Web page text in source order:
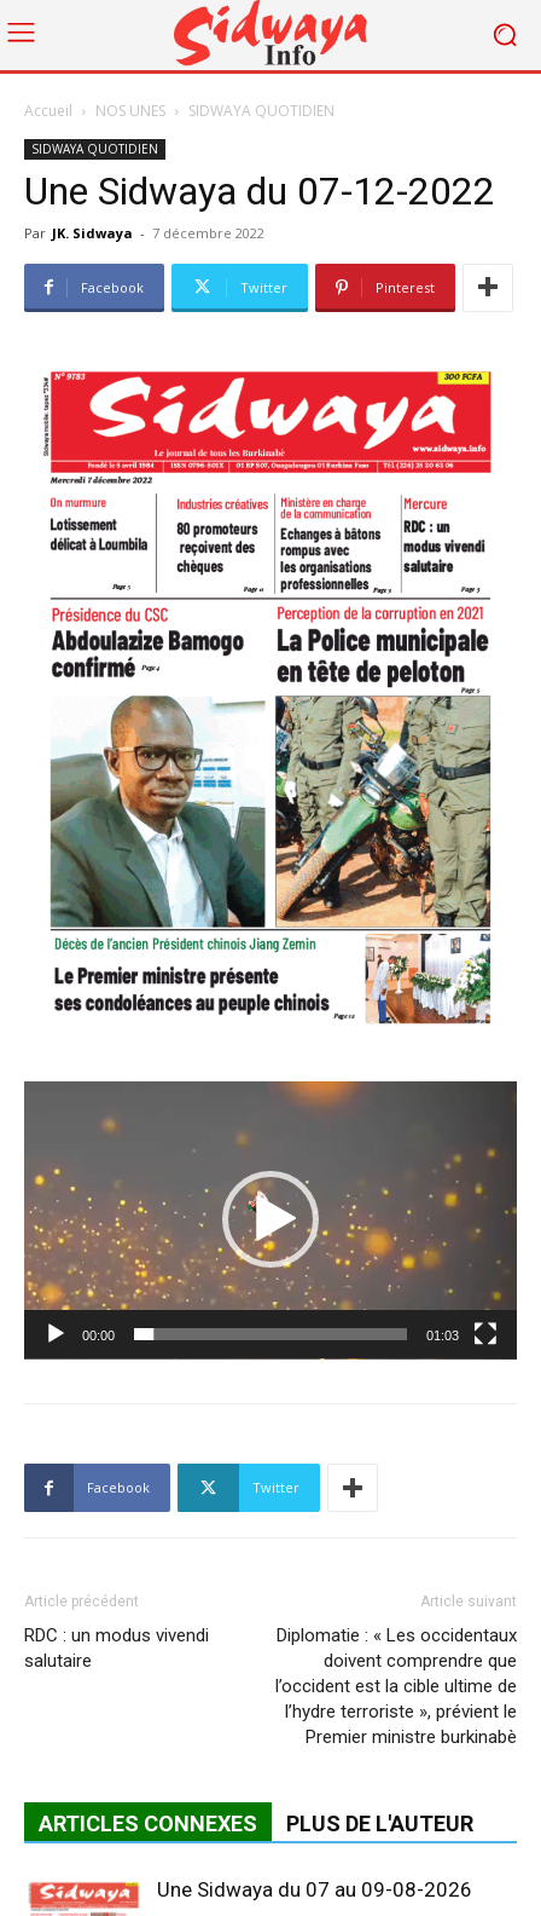
Accueil NOS UNES SIDWAYA QUOTIDIEN
SIDWAYA QUOTIDIEN
Une Sidwaya du 07-12-2022
Par JK. Sidwaya - 7 décembre 2022
Facebook Twitter Pinterest
Lecteur
00:00 01:03
Facebook Twitter
Article précédent
RDC : un modus vivendi
salutaire
Article suivant
Diplomatie : « Les occidentaux
doivent comprendre que
l’occident est la cible ultime de
l’hydre terroriste », prévient le
Premier ministre burkinabè
ARTICLES CONNEXES PLUS DE L'AUTEUR
Une Sidwaya du 07 au 09-08-2026